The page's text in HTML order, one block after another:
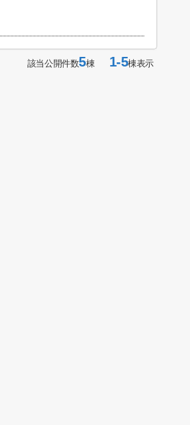
該当公開件数5棟 1-5棟表示